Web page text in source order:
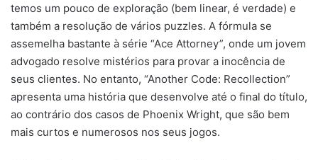
temos um pouco de exploração (bem linear, é verdade) e
também a resolução de vários puzzles. A fórmula se
assemelha bastante à série “Ace Attorney”, onde um jovem
advogado resolve mistérios para provar a inocência de
seus clientes. No entanto, “Another Code: Recollection”
apresenta uma história que desenvolve até o final do título,
ao contrário dos casos de Phoenix Wright, que são bem
mais curtos e numerosos nos seus jogos.